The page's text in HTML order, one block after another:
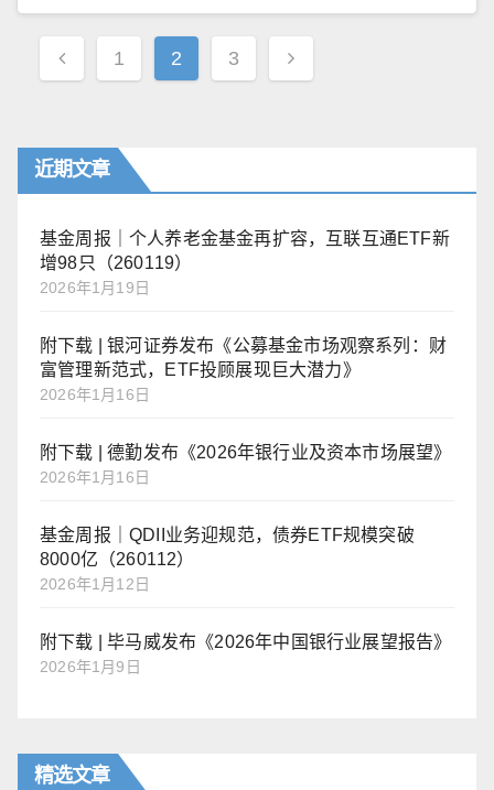
文
章
航
1 2 3
近期文章
基金周报｜个人养老金基金再扩容，互联互通ETF新
增98只（260119）
2026年1月19日
附下载 | 银河证券发布《公募基金市场观察系列：财
富管理新范式，ETF投顾展现巨大潜力》
2026年1月16日
附下载 | 德勤发布《2026年银行业及资本市场展望》
2026年1月16日
基金周报｜QDII业务迎规范，债券ETF规模突破
8000亿（260112）
2026年1月12日
附下载 | 毕马威发布《2026年中国银行业展望报告》
2026年1月9日
精选文章